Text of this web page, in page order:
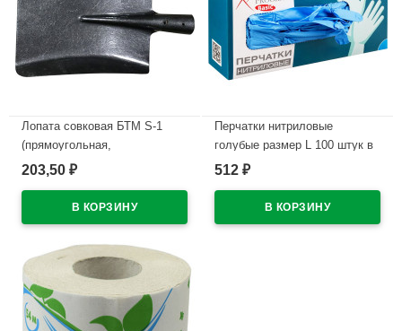
Лопата совковая БТМ S-1
(прямоугольная,
песочная,угольная)
203,50 ₽
Перчатки нитриловые
голубые размер L 100 штук в
упаковке
512 ₽